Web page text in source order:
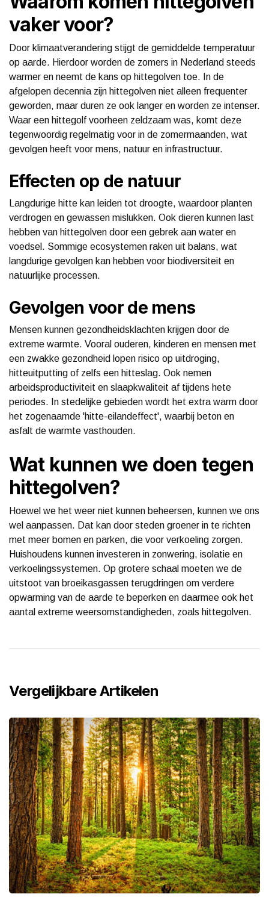
vaker voor?
Door klimaatverandering stijgt de gemiddelde temperatuur
op aarde. Hierdoor worden de zomers in Nederland steeds
warmer en neemt de kans op hittegolven toe. In de
afgelopen decennia zijn hittegolven niet alleen frequenter
geworden, maar duren ze ook langer en worden ze intenser.
Waar een hittegolf voorheen zeldzaam was, komt deze
tegenwoordig regelmatig voor in de zomermaanden, wat
gevolgen heeft voor mens, natuur en infrastructuur.
Effecten op de natuur
Langdurige hitte kan leiden tot droogte, waardoor planten
verdrogen en gewassen mislukken. Ook dieren kunnen last
hebben van hittegolven door een gebrek aan water en
voedsel. Sommige ecosystemen raken uit balans, wat
langdurige gevolgen kan hebben voor biodiversiteit en
natuurlijke processen.
Gevolgen voor de mens
Mensen kunnen gezondheidsklachten krijgen door de
extreme warmte. Vooral ouderen, kinderen en mensen met
een zwakke gezondheid lopen risico op uitdroging,
hitteuitputting of zelfs een hitteslag. Ook nemen
arbeidsproductiviteit en slaapkwaliteit af tijdens hete
periodes. In stedelijke gebieden wordt het extra warm door
het zogenaamde 'hitte-eilandeffect', waarbij beton en
asfalt de warmte vasthouden.
Wat kunnen we doen tegen
hittegolven?
Hoewel we het weer niet kunnen beheersen, kunnen we ons
wel aanpassen. Dat kan door steden groener in te richten
met meer bomen en parken, die voor verkoeling zorgen.
Huishoudens kunnen investeren in zonwering, isolatie en
verkoelingssystemen. Op grotere schaal moeten we de
uitstoot van broeikasgassen terugdringen om verdere
opwarming van de aarde te beperken en daarmee ook het
aantal extreme weersomstandigheden, zoals hittegolven.
Vergelijkbare Artikelen